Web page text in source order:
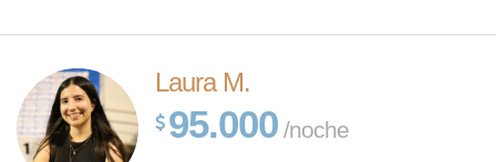
Laura M.
95.000 /noche